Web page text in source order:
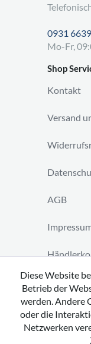
0931
Mo-Fr,
Shop
Kontakt
Versand
AGB
Vertrag
Diese Website
Betrieb der
werden. Andere
oder die
Netzwerken